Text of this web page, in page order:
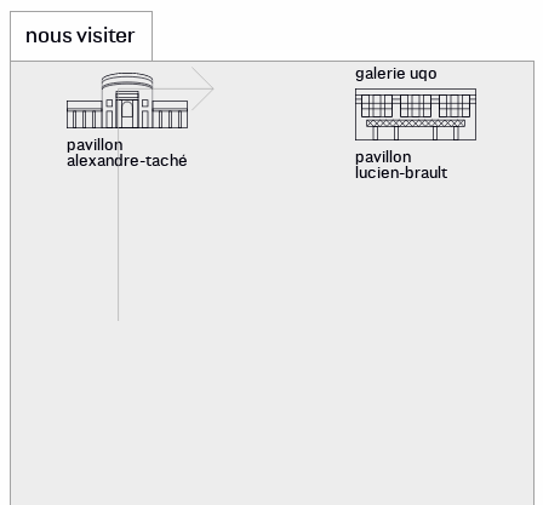
nous visiter
galerie uqo
pavillon
lucien-brault
pavillon
alexandre-taché